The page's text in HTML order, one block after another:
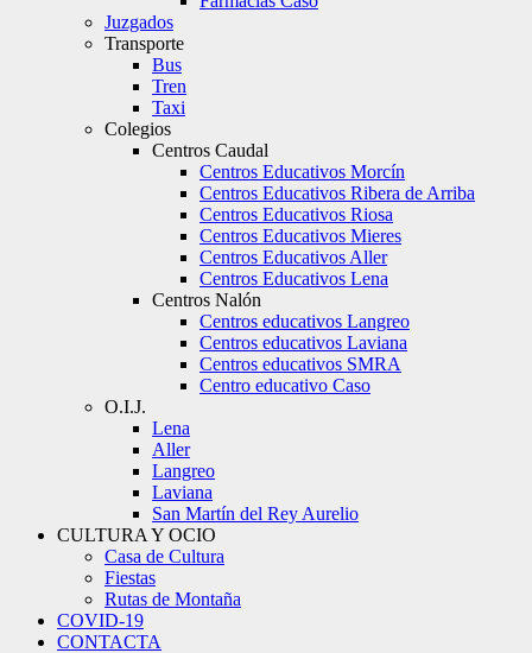
Juzgados
Transporte
Bus
Tren
Taxi
Colegios
Centros Caudal
Centros Educativos Morcín
Centros Educativos Ribera de Arriba
Centros Educativos Riosa
Centros Educativos Mieres
Centros Educativos Aller
Centros Educativos Lena
Centros Nalón
Centros educativos Langreo
Centros educativos Laviana
Centros educativos SMRA
Centro educativo Caso
O.I.J.
Lena
Aller
Langreo
Laviana
San Martín del Rey Aurelio
CULTURA Y OCIO
Casa de Cultura
Fiestas
Rutas de Montaña
COVID-19
CONTACTA